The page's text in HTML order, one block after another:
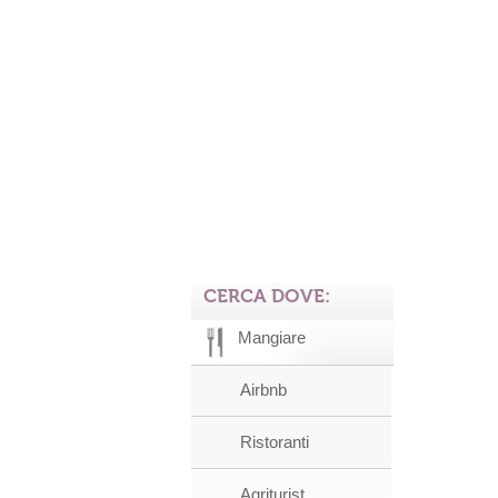
CERCA DOVE:
Mangiare
Airbnb
Ristoranti
Agriturist